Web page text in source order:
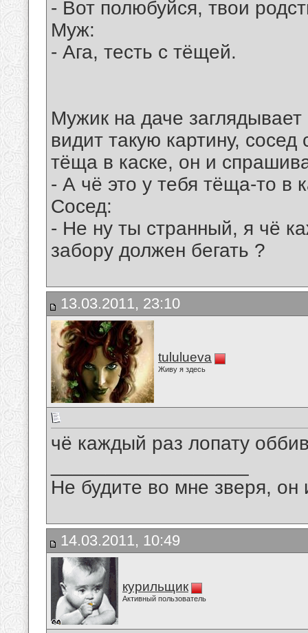
- Вот полюбуйся, твои
Муж:
- Ага, тесть с тёщей.
Мужик на даче
видит такую картину,
тёща в каске, он и
- А чё это у тебя тёща-то в
Сосед:
- Не ну ты странный, я чё
забору должен бегать ?
13.03.2011, 23:10
tululueva
Живу я здесь
чё каждый раз лопату
Не будите во мне зверя, он
14.03.2011, 10:49
курильщик
Активный пользователь